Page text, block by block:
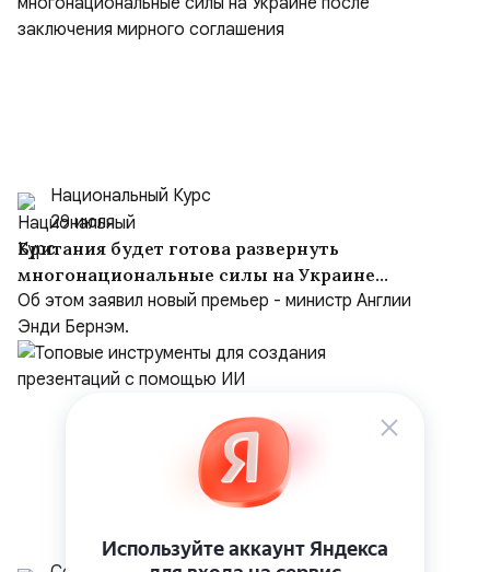
Национальный Курс
29 июля
Британия будет готова развернуть
многонациональные силы на Украине
после заключения мирного соглашения
Об этом заявил новый премьер - министр Англии
Энди Бернэм.